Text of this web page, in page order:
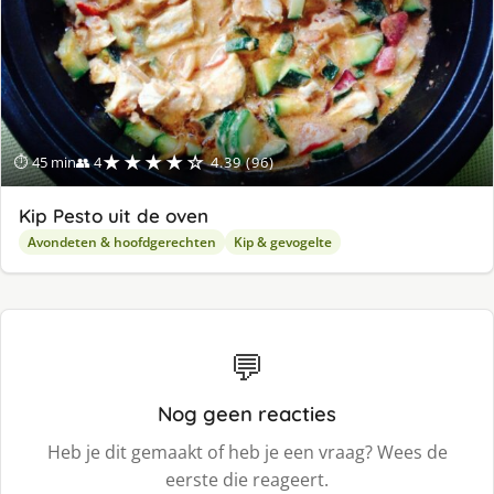
⏱ 45 min👥 4★★★★☆ 4.39 (96)
Kip Pesto uit de oven
Avondeten & hoofdgerechten Kip & gevogelte
💬
Nog geen reacties
Heb je dit gemaakt of heb je een vraag? Wees de
eerste die reageert.